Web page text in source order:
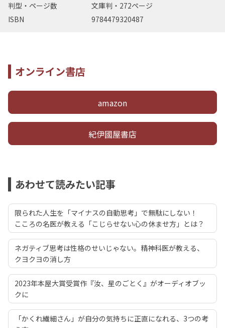
判型・ページ数
文庫判・272ページ
ISBN
9784479320487
オンライン書店
amazon
紀伊國屋書店
あわせて読みたい記事
限られた人生を「マイナスの自動思考」で無駄にしない！
こころの名医が教える「こじらせない心の休ませ方」とは？
ネガティブ思考は性格のせいじゃない。精神科医が教える、
クヨクヨの消し方
2023年本屋大賞受賞作『汝、星のごとく』がオーディオブッ
クに
「かくれ繊細さん」が自分の気持ちに正直になれる、3つの考